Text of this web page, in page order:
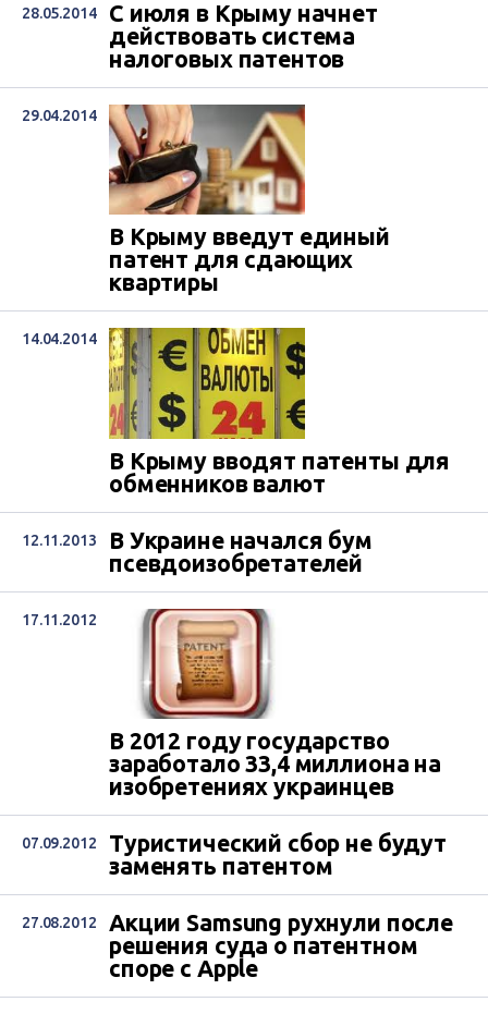
28.05.2014
С июля в Крыму начнет
действовать система
налоговых патентов
29.04.2014
В Крыму введут единый
патент для сдающих
квартиры
14.04.2014
В Крыму вводят патенты для
обменников валют
12.11.2013
В Украине начался бум
псевдоизобретателей
17.11.2012
В 2012 году государство
заработало 33,4 миллиона на
изобретениях украинцев
07.09.2012
Туристический сбор не будут
заменять патентом
27.08.2012
Акции Samsung рухнули после
решения суда о патентном
споре с Apple